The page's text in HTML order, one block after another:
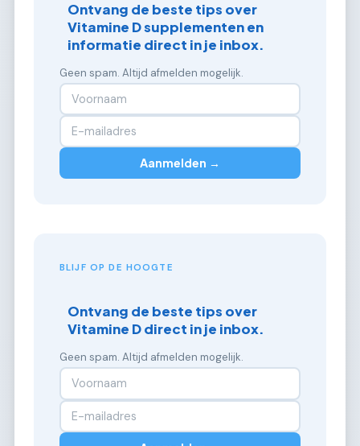
Ontvang de beste tips over
Vitamine D supplementen en
informatie direct in je inbox.
Geen spam. Altijd afmelden mogelijk.
Aanmelden →
BLIJF OP DE HOOGTE
Ontvang de beste tips over
Vitamine D direct in je inbox.
Geen spam. Altijd afmelden mogelijk.